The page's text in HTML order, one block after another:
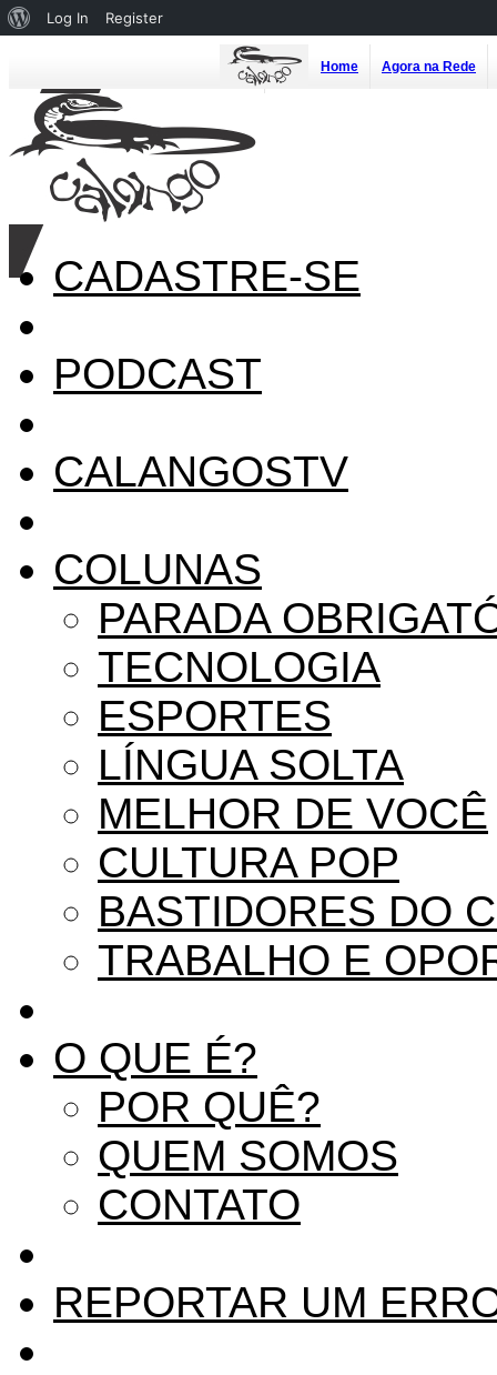
Home Agora na Rede
CADASTRE-SE
PODCAST
CALANGOSTV
COLUNAS
PARADA
TECNOLOGIA
ESPORTES
LÍNGUA SOLTA
MELHOR DE VOCÊ
CULTURA POP
BASTIDORES DO
TRABALHO E
O QUE É?
POR QUÊ?
QUEM SOMOS
CONTATO
REPORTAR UM
About
Log In Register